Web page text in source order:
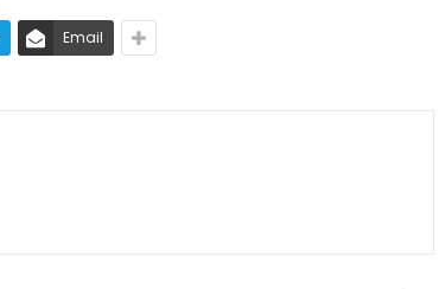
Email